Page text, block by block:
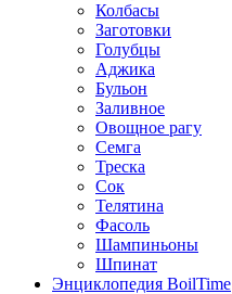
Колбасы
Заготовки
Голубцы
Аджика
Бульон
Заливное
Овощное рагу
Семга
Треска
Сок
Телятина
Фасоль
Шампиньоны
Шпинат
Энциклопедия BoilTime